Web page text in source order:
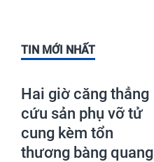
TIN MỚI NHẤT
Hai giờ căng thẳng
cứu sản phụ vỡ tử
cung kèm tổn
thương bàng quang